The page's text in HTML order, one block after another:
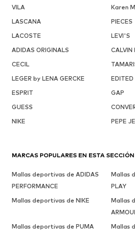
VILA
Karen
LASCANA
PIECES
LACOSTE
LEVI'S
ADIDAS ORIGINALS
CALVIN
CECIL
LEGER by LENA GERCKE
EDITED
ESPRIT
GAP
GUESS
NIKE
PEPE
MARCAS POPULARES EN ESTA SECCIÓN
Mallas deportivas de ADIDAS
PERFORMANCE
Mallas
PLAY
Mallas deportivas de NIKE
Mallas
Mallas deportivas de PUMA
Mallas